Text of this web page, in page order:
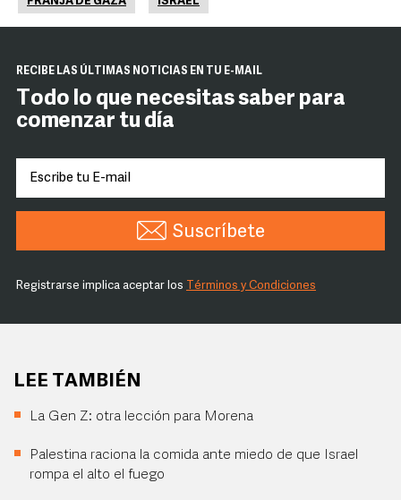
RECIBE LAS ÚLTIMAS NOTICIAS EN TU E-MAIL
Todo lo que necesitas saber para
comenzar tu día
Suscríbete
Registrarse implica aceptar los Términos y Condiciones
LEE TAMBIÉN
La Gen Z: otra lección para Morena
Palestina raciona la comida ante miedo de que Israel
rompa el alto el fuego